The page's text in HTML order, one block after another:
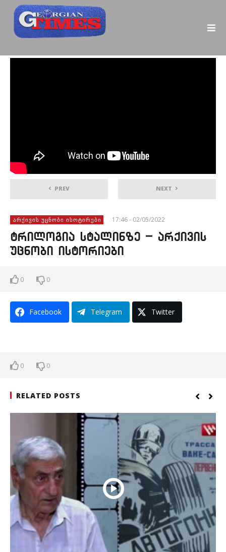
PREV NEXT
ᲐᲠᲥᲘᲕᲘᲡ ᲣᲪᲜᲝᲑᲘ ᲘᲡᲝᲢᲘᲠᲔᲑᲘ 17:46 - 02/05/2022
ტრილოგია სტალინზე – არქივის
უცნობი ისტორიები
0 0
Facebook Telegram Twitter
0 0
RELATED POSTS